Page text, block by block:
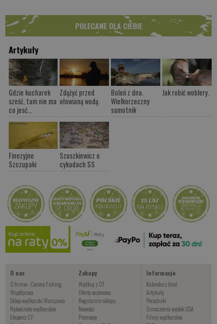
POLECANE DLA CIEBIE
Artykuły
Gdzie kucharek
sześć, tam nie ma
co jesć...
Zdążyć przed
ołowianą wodą.
Boleń z dna.
Wielkorzeczny
samotnik
Jak robić woblery.
Finezyjne
Szczupaki
Szuszkiewicz o
cykadach SS
O nas
O firmie - Corona Fishing
Współpraca
Sklep wędkarski Warszawa
Rękodzieło wędkarskie
Eksperci CF
Zakupy
Wędkuj z CF
Oferta sezonowa
Regulamin sklepu
Nowości
Promocje
Informacje
Kalendarz brań
Artykuły
Poradniki
Oznaczenia wędek USA
Filmy wędkarskie